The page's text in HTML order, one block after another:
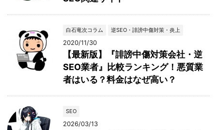
白石竜次コラム 逆SEO・誹謗中傷対策・炎上
2020/11/30
【最新版】『誹謗中傷対策会社・逆
SEO業者』比較ランキング！悪質業
者はいる？料金はなぜ高い？
SEO
2026/03/13